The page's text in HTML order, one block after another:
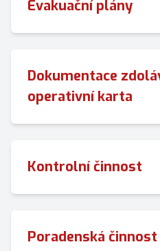
Evakuační plány
Dokumentace
operativní karta
Kontrolní činnost
Poradenská činnost